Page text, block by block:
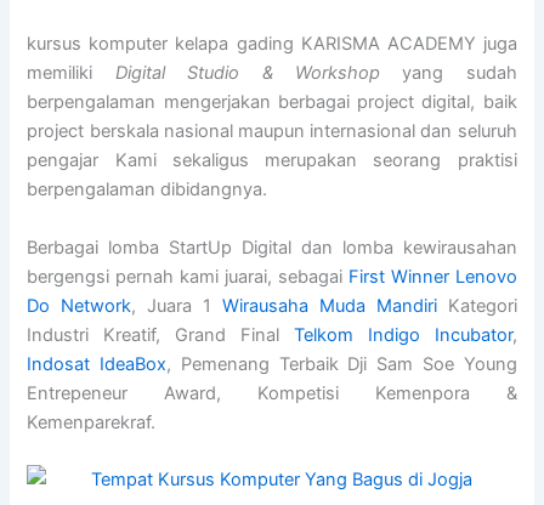
kursus komputer kelapa gading KARISMA ACADEMY juga
memiliki Digital Studio & Workshop yang sudah
berpengalaman mengerjakan berbagai project digital, baik
project berskala nasional maupun internasional dan seluruh
pengajar Kami sekaligus merupakan seorang praktisi
berpengalaman dibidangnya.
Berbagai lomba StartUp Digital dan lomba kewirausahan
bergengsi pernah kami juarai, sebagai First Winner Lenovo
Do Network, Juara 1 Wirausaha Muda MandiriKategori
Industri Kreatif, Grand Final Telkom Indigo Incubator,
Indosat IdeaBox, Pemenang Terbaik Dji Sam Soe Young
Entrepeneur Award, Kompetisi Kemenpora &
Kemenparekraf.